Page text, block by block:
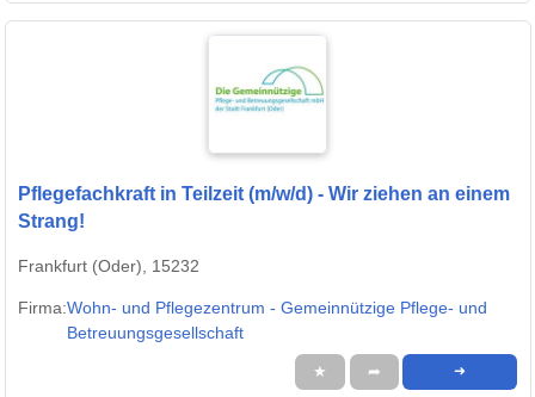
Pflegefachkraft in Teilzeit (m/w/d) - Wir ziehen an einem
Strang!
Frankfurt (Oder), 15232
Firma:Wohn- und Pflegezentrum - Gemeinnützige Pflege- und
Betreuungsgesellschaft
★ ➦ ➜